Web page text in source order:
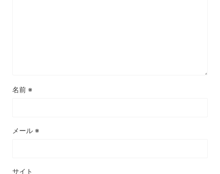
名前 ※
メール ※
サイト